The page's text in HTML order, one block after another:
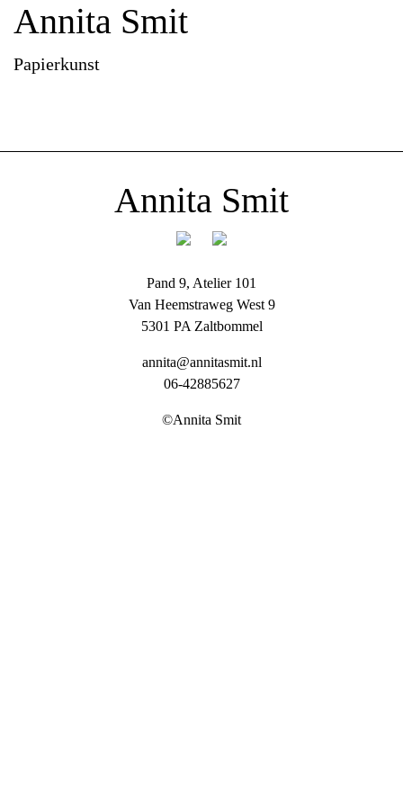
Annita Smit
Papierkunst
Annita Smit
Pand 9, Atelier 101
Van Heemstraweg West 9
5301 PA Zaltbommel
annita@annitasmit.nl
06-42885627
©Annita Smit